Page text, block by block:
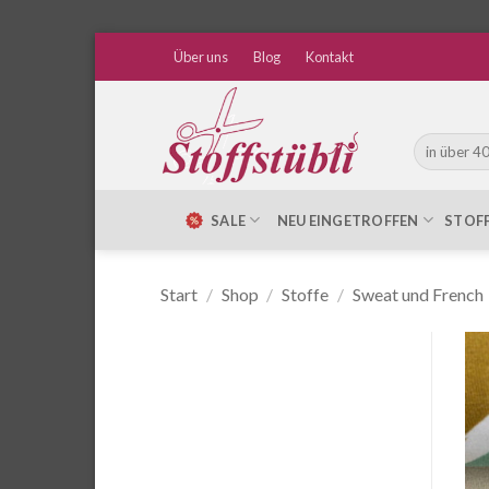
Über uns Blog Kontakt
Suche
nach:
SALE NEU EINGETROFFEN
Start / Shop / Stoffe / Sweat und French